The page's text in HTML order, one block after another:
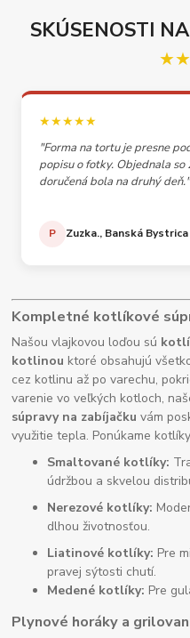
SKÚSENOSTI
★★★★★
"Forma na tortu je presne
popisu o fotky. Objednala so
doručená bola na druhý deň."
P Zuzka., Banská Bystrica
Kompletné kotlíkové
Našou vlajkovou loďou sú
kotlinou ktoré obsahujú
cez kotlinu až po varechu,
varenie vo veľkých kotloch,
súpravy na zabíjačku vám
využitie tepla. Ponúkame
Smaltované kotlíky:
údržbou a skvelou
Nerezové kotlíky:
dlhou životnosťou.
Liatinové kotlíky: Pre
pravej sýtosti chutí.
Medené kotlíky: Pre
Plynové horáky a